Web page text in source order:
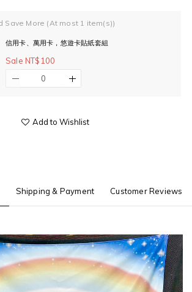
Save More (At most 1 item(s))
信用卡、萬用卡，悠遊卡貼紙套組
Sale NT$100
Add to Wishlist
Shipping & Payment Customer Reviews